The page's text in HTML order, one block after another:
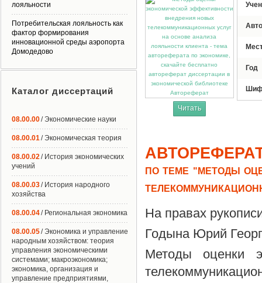
Автореферат
Читать
Год
ПО ТЕМЕ "МЕТОДЫ
На правах
Годына Юрий
Методы оценки
лояльности
Потребительская лояльность как
фактор формирования
инновационной среды аэропорта
Домодедово
Каталог диссертаций
08.00.00/ Экономические науки
08.00.01/ Экономическая теория
08.00.02/ История экономических
учений
08.00.03/ История народного
хозяйства
08.00.04/ Региональная экономика
08.00.05/ Экономика и управление
народным хозяйством: теория
управления экономическими
системами; макроэкономика;
экономика, организация и
управление предприятиями,